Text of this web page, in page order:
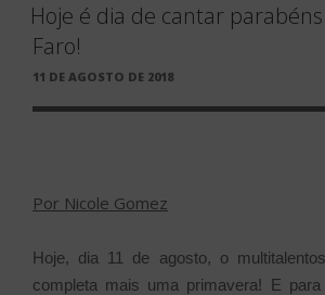
Hoje é dia de cantar
Faro!
PUBLICADO
11 DE AGOSTO DE 2018
Por Nicole Gomez
Hoje, dia 11 de agosto, o
completa mais uma primavera! E